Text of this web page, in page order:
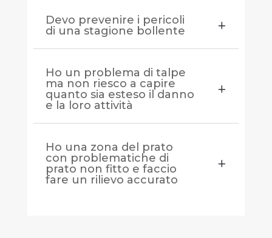
Devo prevenire i pericoli
di una stagione bollente
Ho un problema di talpe
ma non riesco a capire
quanto sia esteso il danno
e la loro attività
Ho una zona del prato
con problematiche di
prato non fitto e faccio
fare un rilievo accurato